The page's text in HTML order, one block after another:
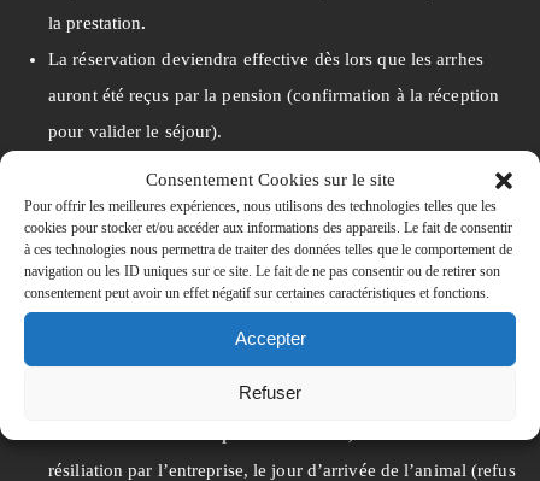
Consentement Cookies sur le site
Pour offrir les meilleures expériences, nous utilisons des technologies telles que les
cookies pour stocker et/ou accéder aux informations des appareils. Le fait de consentir
à ces technologies nous permettra de traiter des données telles que le comportement de
navigation ou les ID uniques sur ce site. Le fait de ne pas consentir ou de retirer son
consentement peut avoir un effet négatif sur certaines caractéristiques et fonctions.
Accepter
Refuser
la prestation.
La réservation deviendra effective dès lors que les arrhes
auront été reçus par la pension (confirmation à la réception
pour valider le séjour).
déclenchera une annulation de la réservation du séjour
dans notre établissement.
Sauf cas de force majeure justifié (mutation et décès), les
résiliation par l’entreprise, le jour d’arrivée de l’animal (refus